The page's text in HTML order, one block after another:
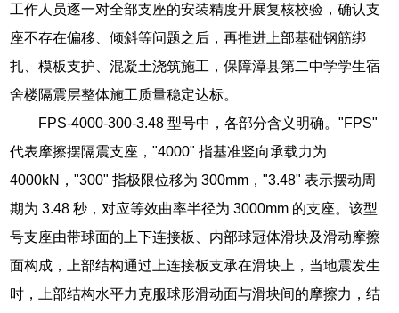
工作人员逐一对全部支座的安装精度开展复核校验，确认支
座不存在偏移、倾斜等问题之后，再推进上部基础钢筋绑
扎、模板支护、混凝土浇筑施工，保障漳县第二中学学生宿
舍楼隔震层整体施工质量稳定达标。
FPS-4000-300-3.48 型号中，各部分含义明确。"FPS"
代表摩擦摆隔震支座，"4000" 指基准竖向承载力为
4000kN，"300" 指极限位移为 300mm，"3.48" 表示摆动周
期为 3.48 秒，对应等效曲率半径为 3000mm 的支座。该型
号支座由带球面的上下连接板、内部球冠体滑块及滑动摩擦
面构成，上部结构通过上连接板支承在滑块上，当地震发生
时，上部结构水平力克服球形滑动面与滑块间的摩擦力，结